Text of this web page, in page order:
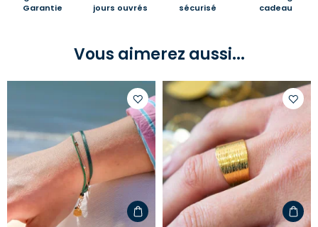
Garantie
jours ouvrés
sécurisé
cadeau
Vous aimerez aussi...
Ajouter
à
votre
liste
d'envies
à
votre
liste